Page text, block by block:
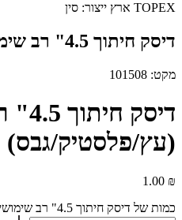
TOPEX ארץ ייצור: סין
דיסק חיתוך 4.5" רב שימושי (עץ/פלסטיק/גבס)
מקט: 101508
(עץ/פלסטיק/גבס)
1.00 ₪
כמות של דיסק חיתוך 4.5" רב שימושי (עץ/פלסטיק/גבס)